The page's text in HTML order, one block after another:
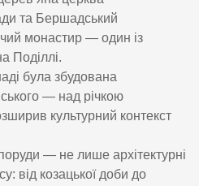
та Бершадський
монастир — один із
Поділлі.
була збудована
— над річкою
культурний контекст
— не лише архітектурні
від козацької доби до